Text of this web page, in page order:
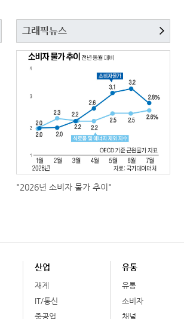
그래픽뉴스
"2026년 소비자 물가 추이"
산업
재계
IT/통신
중공업
유통
유통
소비자
채널